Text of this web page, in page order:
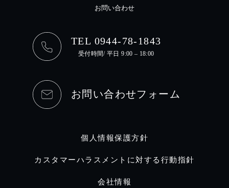
お問い合わせ
TEL 0944-78-1843
受付時間/ 平日 9:00 – 18:00
お問い合わせフォーム
個人情報保護方針
カスタマーハラスメントに対する行動指針
会社情報